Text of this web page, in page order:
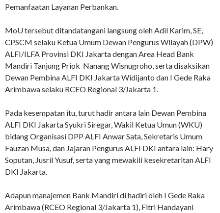
Pemanfaatan Layanan Perbankan.
MoU tersebut ditandatangani langsung oleh Adil Karim, SE,
CPSCM selaku Ketua Umum Dewan Pengurus Wilayah (DPW)
ALFI/ILFA Provinsi DKI Jakarta dengan Area Head Bank
Mandiri Tanjung Priok Nanang Wisnugroho, serta disaksikan
Dewan Pembina ALFI DKI Jakarta Widijanto dan I Gede Raka
Arimbawa selaku RCEO Regional 3/Jakarta 1.
Pada kesempatan itu, turut hadir antara lain Dewan Pembina
ALFI DKI Jakarta Syukri Siregar, Wakil Ketua Umun (WKU)
bidang Organisasi DPP ALFI Anwar Sata, Sekretaris Umum
Fauzan Musa, dan Jajaran Pengurus ALFI DKI antara lain: Hary
Soputan, Jusril Yusuf, serta yang mewakili kesekretaritan ALFI
DKI Jakarta.
Adapun manajemen Bank Mandiri di hadiri oleh I Gede Raka
Arimbawa (RCEO Regional 3/Jakarta 1), Fitri Handayani